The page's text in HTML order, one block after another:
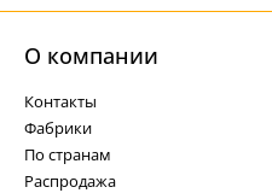
О компании
Контакты
Фабрики
По странам
Распродажа